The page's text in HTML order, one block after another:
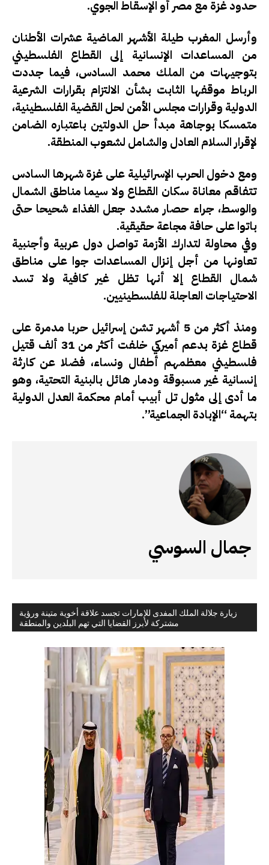
زيارة جلالة الملك المفدى للإمارات تجسد علاقة أخوية متينة ورؤية
مشتركة لأبرز القضايا التي تهم البلدين والمنطقة
حدود غزة مع مصر أو الإسقاط الجوي.
وأرسل المغرب طيلة الأشهر الماضية عشرات الأطنان
من المساعدات الإنسانية إلى القطاع الفلسطيني
بتوجيهات من الملك محمد السادس، فيما جددت
الرباط موقفها الثابت بشأن الالتزام بقرارات الشرعية
الدولية وقرارات مجلس الأمن لحل القضية الفلسطينية،
متمسكا بوجاهة مبدأ حل الدولتين باعتباره الضامن
لإقرار السلام العادل والشامل لشعوب المنطقة.
ومع دخول الحرب الإسرائيلية على غزة شهرها السادس
تتفاقم معاناة سكان القطاع ولا سيما مناطق الشمال
والوسط، جراء حصار مشدد جعل الغذاء شحيحا حتى
باتوا على حافة مجاعة حقيقية.
وفي محاولة لتدارك الأزمة تواصل دول عربية وأجنبية
تعاونها من أجل إنزال المساعدات جوا على مناطق
شمال القطاع إلا أنها تظل غير كافية ولا تسد
الاحتياجات العاجلة للفلسطينيين.
ومنذ أكثر من 5 أشهر تشن إسرائيل حربا مدمرة على
قطاع غزة بدعم أميركي خلفت أكثر من 31 ألف قتيل
فلسطيني معظمهم أطفال ونساء، فضلا عن كارثة
إنسانية غير مسبوقة ودمار هائل بالبنية التحتية، وهو
ما أدى إلى مثول تل أبيب أمام محكمة العدل الدولية
بتهمة “الإبادة الجماعية”.
جمال السوسي